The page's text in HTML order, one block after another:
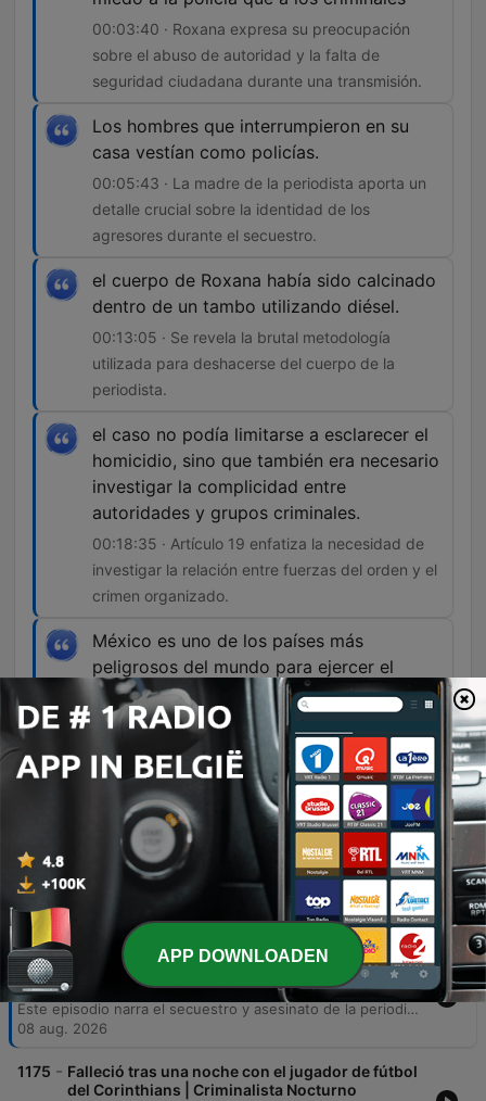
00:03:40 · Roxana expresa su preocupación
sobre el abuso de autoridad y la falta de
seguridad ciudadana durante una transmisión.
Los hombres que interrumpieron en su
casa vestían como policías.
00:05:43 · La madre de la periodista aporta un
detalle crucial sobre la identidad de los
agresores durante el secuestro.
el cuerpo de Roxana había sido calcinado
dentro de un tambo utilizando diésel.
00:13:05 · Se revela la brutal metodología
utilizada para deshacerse del cuerpo de la
periodista.
el caso no podía limitarse a esclarecer el
homicidio, sino que también era necesario
investigar la complicidad entre
autoridades y grupos criminales.
00:18:35 · Artículo 19 enfatiza la necesidad de
investigar la relación entre fuerzas del orden y el
crimen organizado.
México es uno de los países más
peligrosos del mundo para ejercer el
periodismo, y casos como el de Roxana
evidencian la urgencia de mejorar la
protección de quienes realizan esta labor.
00:27:26 · El narrador concluye contextualizando
la gravedad de la situación de seguridad para la
prensa en México.
Afleveringen
1176 - Fue raptada por encapuchados que ingresaron
a su domicilio | Criminalista Nocturno
Este episodio narra el secuestro y asesinato de la periodista Roxana Berenice Guzmán Ramírez en Veracruz, detallando la implicación de policías municipales con un grupo criminal. La investigación revela cómo su labor periodística sobre abusos de autoridad pudo estar relacionada con su crimen, culminando en el hallazgo de sus restos. Asimismo, se profundiza en las investigaciones y capturas relacionadas con el caso, incluyendo la red criminal y la complicidad entre autoridades y grupos delictivos. El episodio aborda también los esfuerzos legales para desafiar la inmunidad de funcionarios señalados y contextualiza la peligrosidad de ejercer el periodismo en México.
08 aug. 2026
1175 - Falleció tras una noche con el jugador de fútbol
del Corinthians | Criminalista Nocturno
APP DOWNLOADEN